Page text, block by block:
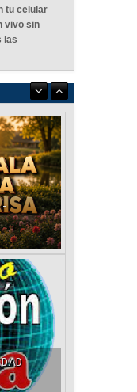
tu celular
vivo sin
las
-